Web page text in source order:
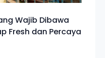
Wajib Dibawa
Fresh dan Percaya